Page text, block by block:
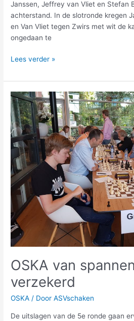
Janssen, Jeffrey van Vliet en Stefan
achterstand. In de slotronde kregen
en Van Vliet tegen Zwirs met wit de
ongedaan te
Lees verder »
OSKA van
verzekerd
OSKA / DoorASVschaken
De uitslagen van de 5e ronde gaan
OSKA
van
spannend
slot
verzekerd